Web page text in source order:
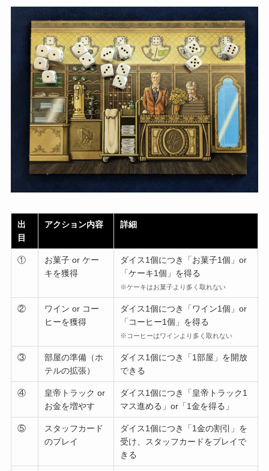
出
目
アクション内容 詳細
①
お菓子 or ケー
キを獲得
ダイス1個につき「お菓子1個」or
「ケーキ1個」を得る
※ケーキはお菓子より多く取れない
②
ワイン or コー
ヒーを獲得
ダイス1個につき「ワイン1個」or
「コーヒー1個」を得る
※コーヒーはワインより多く取れない
③
部屋の準備（ホ
テルの拡張）
ダイス1個につき「1部屋」を開放
できる
④
皇帝トラック or
お金を増やす
ダイス1個につき「皇帝トラック1
マス進める」or「1金を得る」
⑤
スタッフカード
のプレイ
ダイス1個につき「1金の割引」を
受け、スタッフカードをプレイで
きる